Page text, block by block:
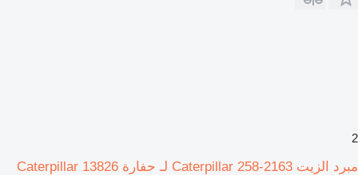
2
مبرد الزيت Caterpillar 258-2163 لـ حفارة Caterpillar 13826